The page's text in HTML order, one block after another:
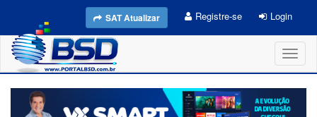
SAT Atualizar Registre-se Login